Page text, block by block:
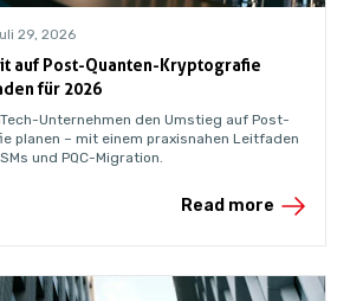
29, 2026
auf Post-Quanten-Kryptografie
für 2026
Unternehmen den Umstieg auf Post-
planen – mit einem praxisnahen Leitfaden
und PQC-Migration.
Read more